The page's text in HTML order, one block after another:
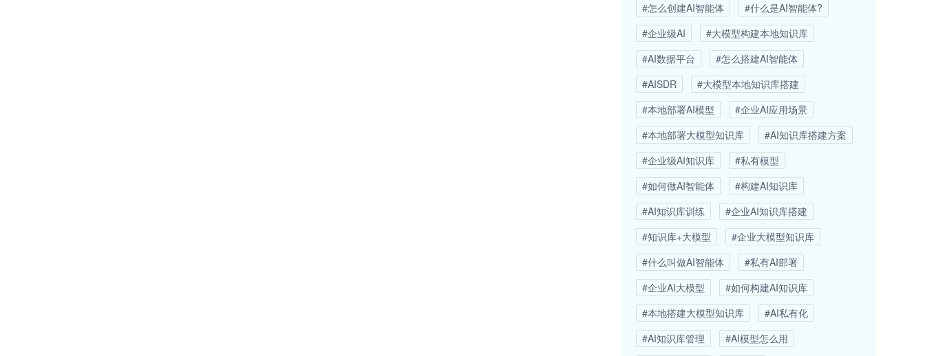
#怎么创建AI智能体
#什么是AI智能体?
#企业级AI
#大模型构建本地知识库
#AI数据平台
#怎么搭建AI智能体
#AISDR
#大模型本地知识库搭建
#本地部署AI模型
#企业AI应用场景
#本地部署大模型知识库
#AI知识库搭建方案
#企业级AI知识库
#私有模型
#如何做AI智能体
#构建AI知识库
#AI知识库训练
#企业AI知识库搭建
#知识库+大模型
#企业大模型知识库
#什么叫做AI智能体
#私有AI部署
#企业AI大模型
#如何构建AI知识库
#本地搭建大模型知识库
#AI私有化
#AI知识库管理
#AI模型怎么用